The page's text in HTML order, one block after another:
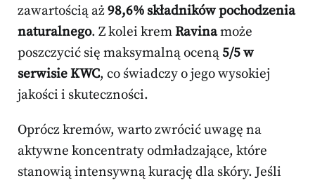
zawartością aż98,6% składników pochodzenia
naturalnego. Z kolei kremRavinamoże
poszczycić się maksymalną oceną5/5 w
serwisie KWC, co świadczy o jego wysokiej
jakości i skuteczności.
Oprócz kremów, warto zwrócić uwagę na
aktywne koncentraty odmładzające, które
stanowią intensywną kurację dla skóry. Jeśli